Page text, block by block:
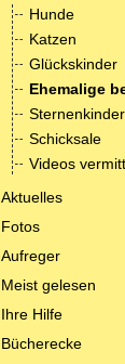
Hunde
Katzen
Glückskinder
Ehemalige
Sternenkinder
Schicksale
Videos
Aktuelles
Fotos
Aufreger
Meist gelesen
Ihre Hilfe
Bücherecke